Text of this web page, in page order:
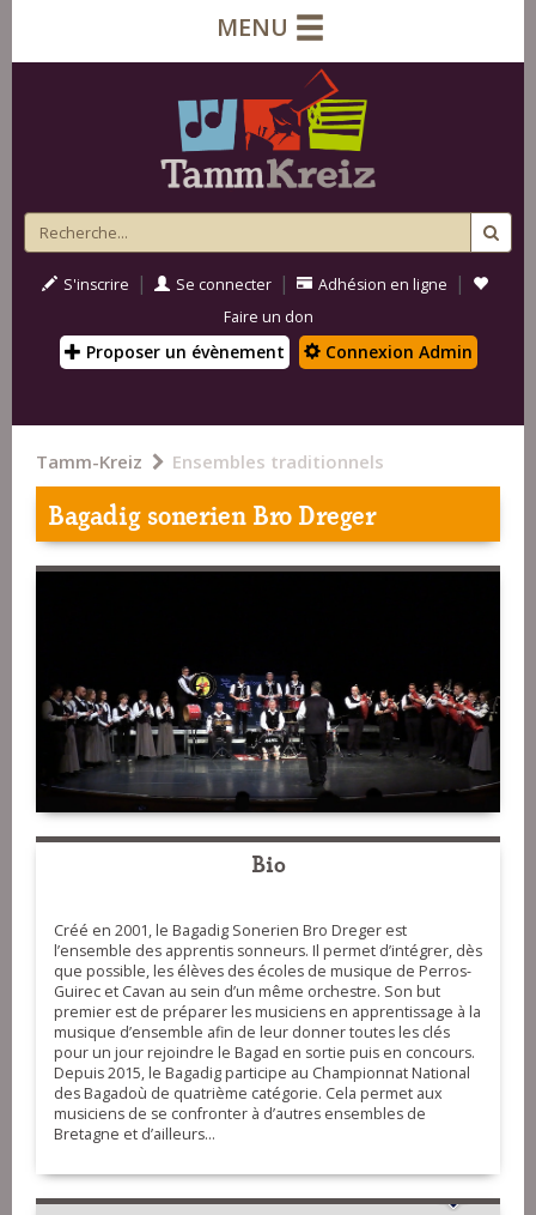
MENU
S'inscrire | Se connecter | Adhésion en ligne |
Faire un don
Proposer un évènement Connexion Admin
Tamm-Kreiz Ensembles traditionnels
Bagadig sonerien Bro Dreger
Bio
Créé en 2001, le Bagadig Sonerien Bro Dreger est
l’ensemble des apprentis sonneurs. Il permet d’intégrer, dès
que possible, les élèves des écoles de musique de Perros-
Guirec et Cavan au sein d’un même orchestre. Son but
premier est de préparer les musiciens en apprentissage à la
musique d’ensemble afin de leur donner toutes les clés
pour un jour rejoindre le Bagad en sortie puis en concours.
Depuis 2015, le Bagadig participe au Championnat National
des Bagadoù de quatrième catégorie. Cela permet aux
musiciens de se confronter à d’autres ensembles de
Bretagne et d’ailleurs…